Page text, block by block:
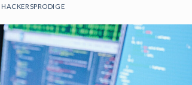
HACKERSPRODIGE